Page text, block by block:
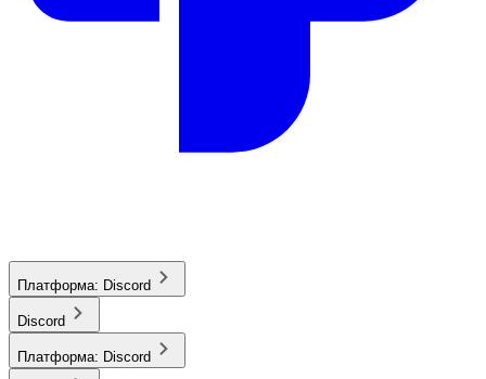
Платформа: Discord
Discord
Платформа: Discord